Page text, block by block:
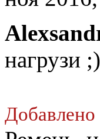
нагрузи ;)
Добавлено